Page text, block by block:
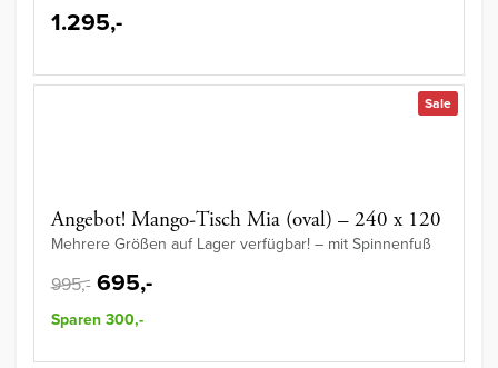
1.295,-
Sale
Angebot! Mango-Tisch Mia (oval) – 240 x 120
Mehrere Größen auf Lager verfügbar! – mit Spinnenfuß
995,- 695,-
Sparen 300,-